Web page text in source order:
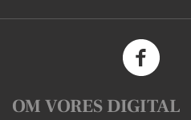
OM VORES DIGITAL